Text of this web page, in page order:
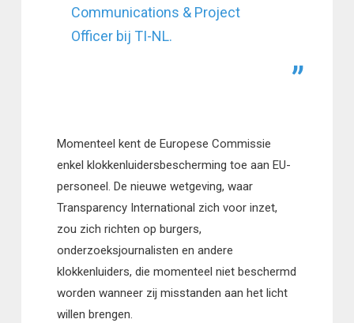
Communications & Project
Officer bij TI-NL.
Momenteel kent de Europese Commissie
enkel klokkenluidersbescherming toe aan EU-
personeel. De nieuwe wetgeving, waar
Transparency International zich voor inzet,
zou zich richten op burgers,
onderzoeksjournalisten en andere
klokkenluiders, die momenteel niet beschermd
worden wanneer zij misstanden aan het licht
willen brengen.